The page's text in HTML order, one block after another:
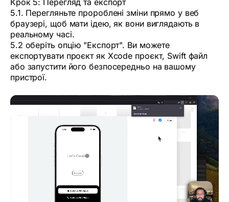
5.1. Перегляньте пророблені зміни прямо у веб
браузері, щоб мати ідею, як вони виглядають в
реальному часі.
5.2 оберіть опцію "Експорт". Ви можете
експортувати проєкт як Xcode проєкт, Swift файл
або запустити його безпосередньо на вашому
пристрої.